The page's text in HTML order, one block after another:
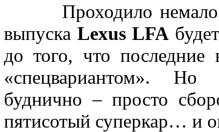
Проходило немало
выпуска Lexus LFA
до того, что
«спецвариантом». Но
буднично – просто
пятисотый суперкар… и